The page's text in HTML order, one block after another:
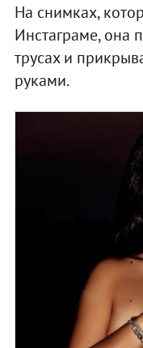
На снимках,
Инстаграме, она
трусах и
руками.